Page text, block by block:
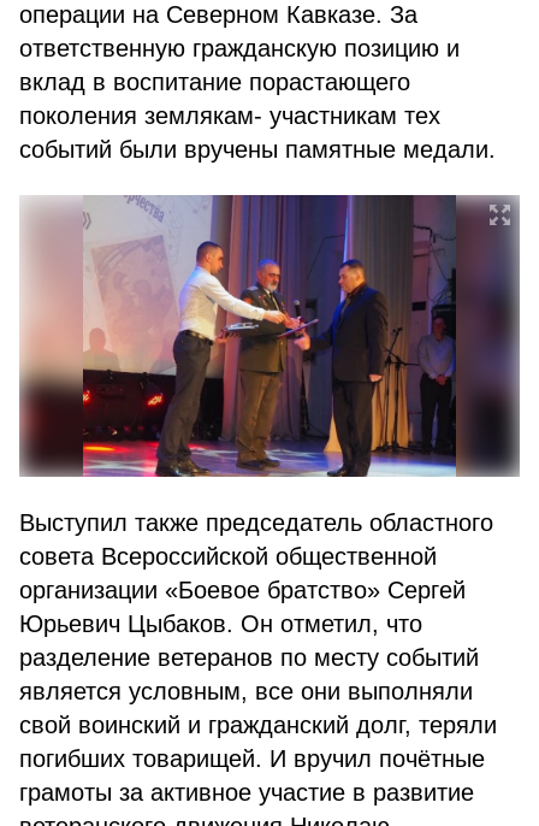
операции на Северном Кавказе. За
ответственную гражданскую позицию и
вклад в воспитание порастающего
поколения землякам- участникам тех
событий были вручены памятные медали.
Выступил также председатель областного
совета Всероссийской общественной
организации «Боевое братство» Сергей
Юрьевич Цыбаков. Он отметил, что
разделение ветеранов по месту событий
является условным, все они выполняли
свой воинский и гражданский долг, теряли
погибших товарищей. И вручил почётные
грамоты за активное участие в развитие